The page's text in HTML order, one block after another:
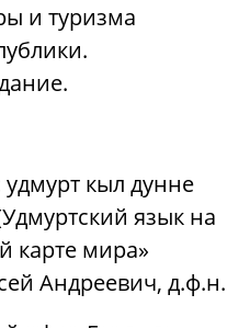
и туризма
кыл дунне
язык на
карте мира»
Андреевич, д.ф.н.